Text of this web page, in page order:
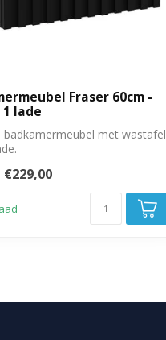
Fraser 60cm -
lade
badkamermeubel met wastafel
€229,00